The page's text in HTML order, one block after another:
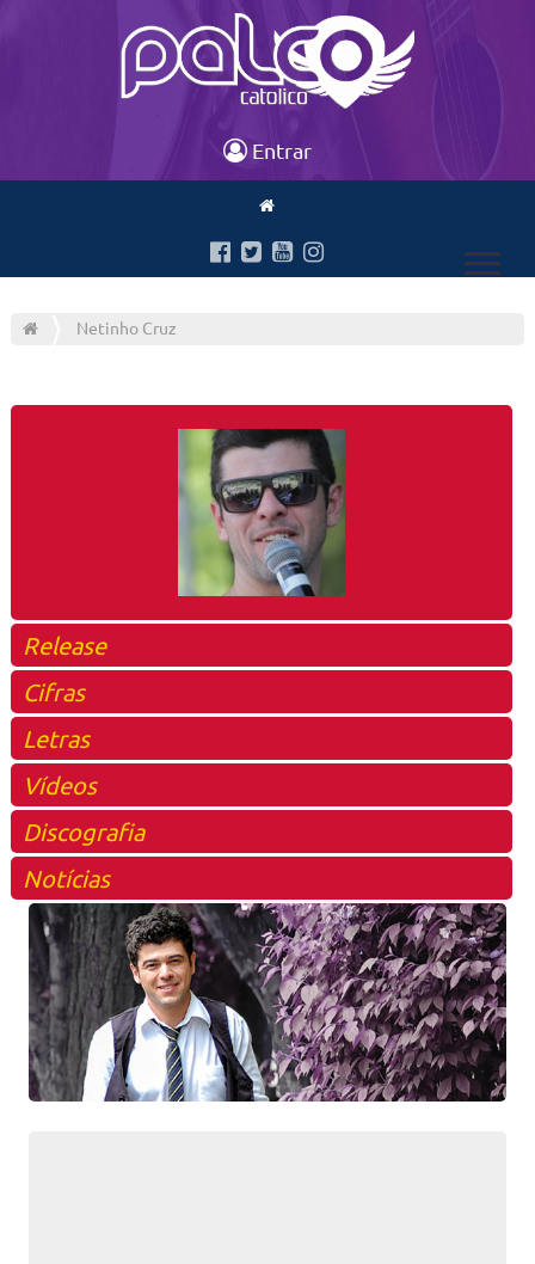
Entrar
Netinho Cruz
Release
Cifras
Letras
Vídeos
Discografia
Notícias